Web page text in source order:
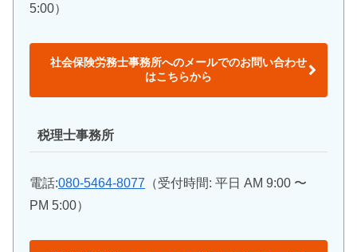
5:00）
社会保険労務士事務所へのメールでのお問い合わせ
はこちらから
税理士事務所
電話:080-5464-8077 （受付時間: 平日 AM 9:00 〜
PM 5:00）